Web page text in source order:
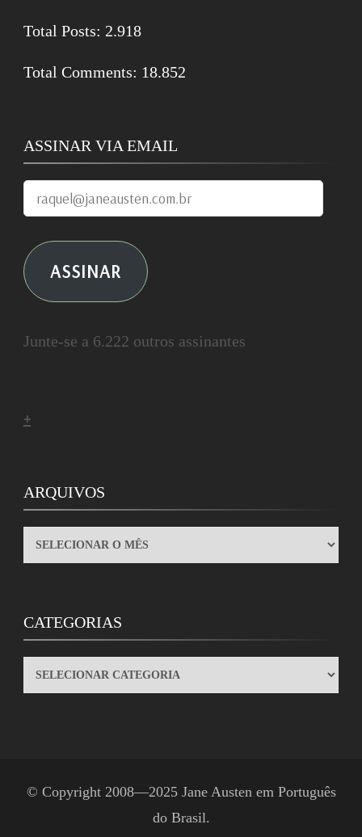
Total Posts: 2.918
Total Comments: 18.852
ASSINAR VIA EMAIL
raquel@janeausten.com.br
ASSINAR
Junte-se a 6.222 outros assinantes
+
ARQUIVOS
ARQUIVOS
CATEGORIAS
CATEGORIAS
© Copyright 2008—2025 Jane Austen em Português
do Brasil.